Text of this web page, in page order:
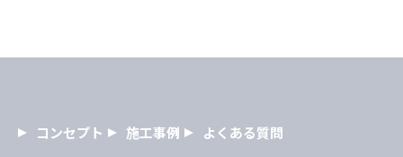
コンセプト 施工事例 よくある質問